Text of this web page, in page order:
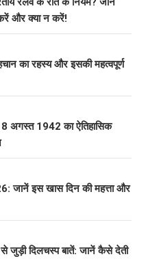
करें और क्या न करें!
का रहस्य और इसकी महत्वपूर्ण
अगस्त 1942 का ऐतिहासिक
जानें इस खास दिन की महत्ता और
से जुड़ी दिलचस्प बातें: जानें कैसे देती